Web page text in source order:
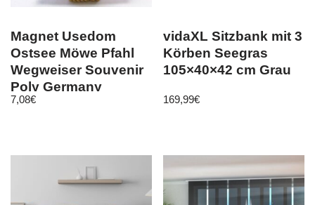
Magnet Usedom
Ostsee Möwe Pfahl
Wegweiser Souvenir
Poly Germany
7,08€
vidaXL Sitzbank mit 3
Körben Seegras
105×40×42 cm Grau
169,99€